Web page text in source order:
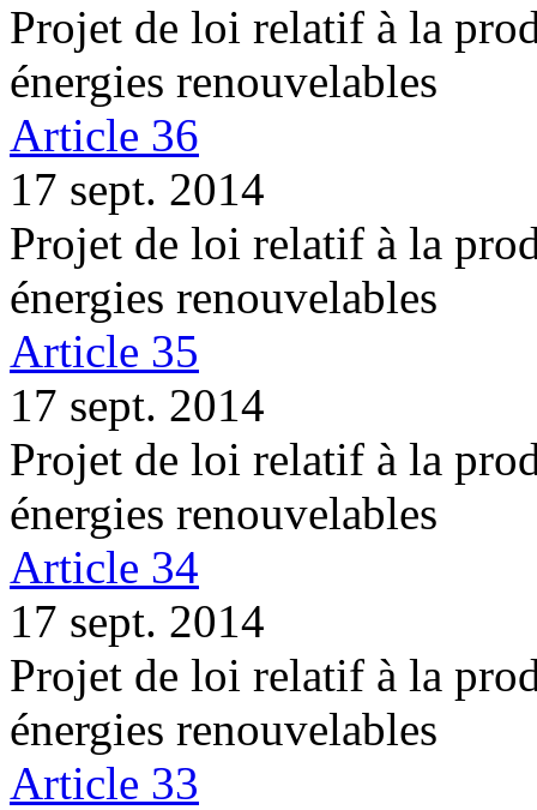
Projet de loi relatif à la
énergies renouvelables
Article 36
17 sept. 2014
Projet de loi relatif à la
énergies renouvelables
Article 35
17 sept. 2014
Projet de loi relatif à la
énergies renouvelables
Article 34
17 sept. 2014
Projet de loi relatif à la
énergies renouvelables
Article 33